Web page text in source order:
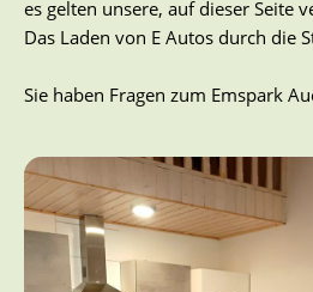
es gelten unsere, auf dieser Seite
Das Laden von E Autos durch die
Sie haben Fragen zum Emspark